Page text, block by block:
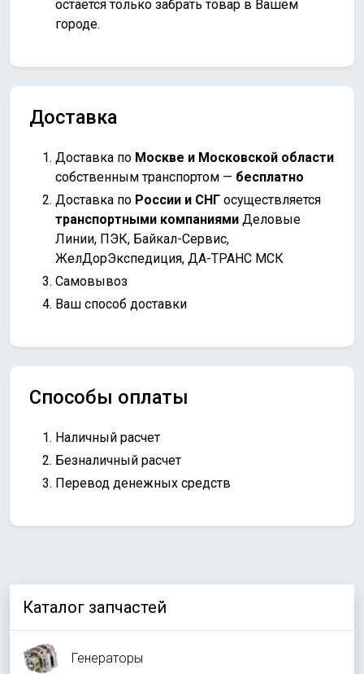
Каталог запчастей
Генераторы
остаётся только забрать товар в Вашем
городе.
Доставка
Доставка по Москве и Московской области
собственным транспортом — бесплатно
Доставка по России и СНГ осуществляется
транспортными компаниями Деловые
Линии, ПЭК, Байкал-Сервис,
ЖелДорЭкспедиция, ДА-ТРАНС МСК
Самовывоз
Ваш способ доставки
Способы оплаты
Наличный расчет
Безналичный расчет
Перевод денежных средств